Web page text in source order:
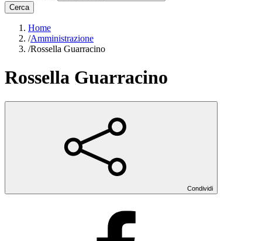
Cerca
Home
/Amministrazione
/Rossella Guarracino
Rossella Guarracino
Condividi